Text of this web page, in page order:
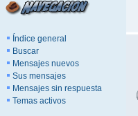
Índice general
Buscar
Mensajes nuevos
Sus mensajes
Mensajes sin respuesta
Temas activos